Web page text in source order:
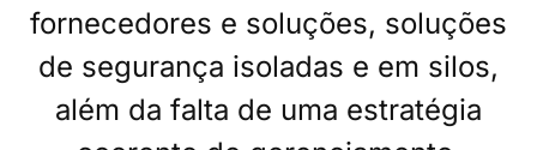
fornecedores e soluções, soluções
de segurança isoladas e em silos,
além da falta de uma estratégia